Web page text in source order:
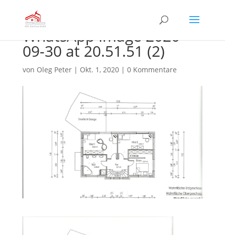
WhatsApp Image 2020-
09-30 at 20.51.51 (2)
von Oleg Peter| Okt. 1, 2020| 0 Kommentare